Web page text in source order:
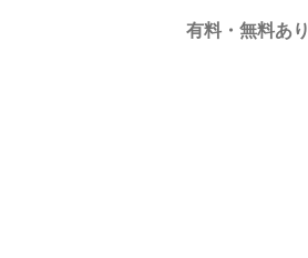
有料・無料あり